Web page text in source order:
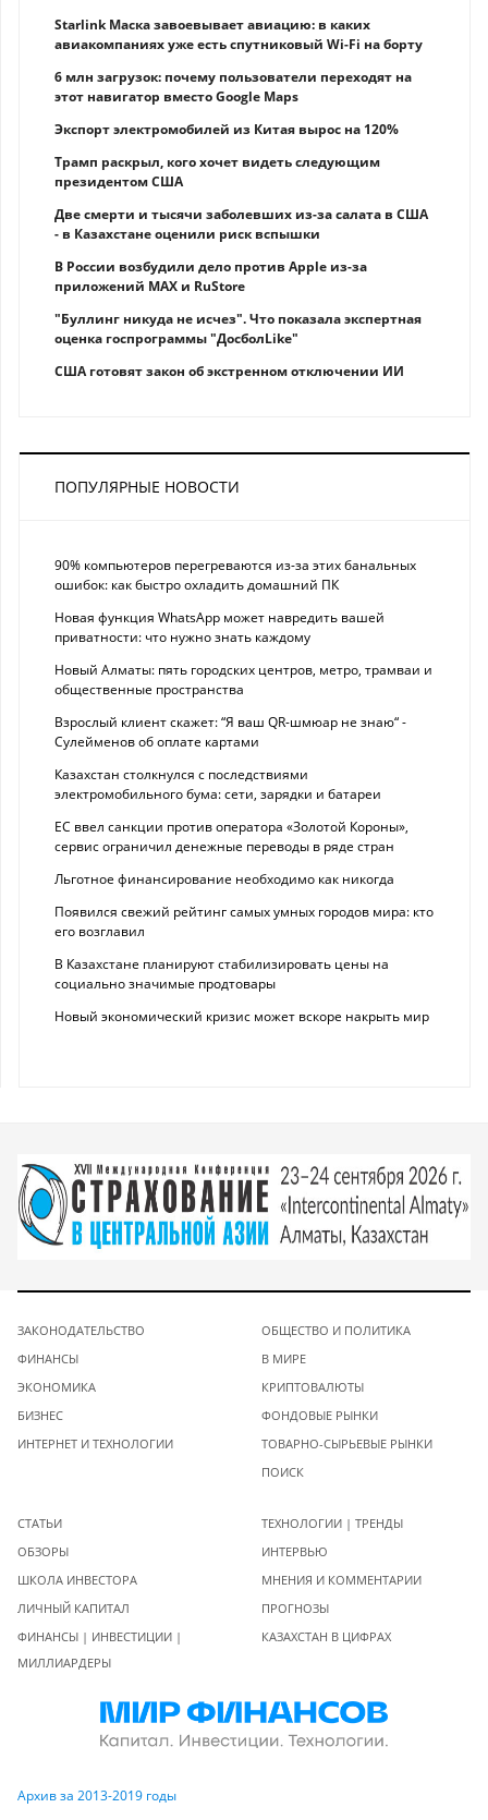
Starlink Маска завоевывает авиацию: в каких
авиакомпаниях уже есть спутниковый Wi-Fi на борту
6 млн загрузок: почему пользователи переходят на
этот навигатор вместо Google Maps
Экспорт электромобилей из Китая вырос на 120%
Трамп раскрыл, кого хочет видеть следующим
президентом США
Две смерти и тысячи заболевших из-за салата в США
- в Казахстане оценили риск вспышки
В России возбудили дело против Apple из-за
приложений MAX и RuStore
"Буллинг никуда не исчез". Что показала экспертная
оценка госпрограммы "ДосболLike"
США готовят закон об экстренном отключении ИИ
ПОПУЛЯРНЫЕ НОВОСТИ
90% компьютеров перегреваются из-за этих банальных
ошибок: как быстро охладить домашний ПК
Новая функция WhatsApp может навредить вашей
приватности: что нужно знать каждому
Новый Алматы: пять городских центров, метро, трамваи и
общественные пространства
Взрослый клиент скажет: “Я ваш QR-шмюар не знаю“ -
Сулейменов об оплате картами
Казахстан столкнулся с последствиями
электромобильного бума: сети, зарядки и батареи
ЕС ввел санкции против оператора «Золотой Короны»,
сервис ограничил денежные переводы в ряде стран
Льготное финансирование необходимо как никогда
Появился свежий рейтинг самых умных городов мира: кто
его возглавил
В Казахстане планируют стабилизировать цены на
социально значимые продтовары
Новый экономический кризис может вскоре накрыть мир
ЗАКОНОДАТЕЛЬСТВО
ФИНАНСЫ
ЭКОНОМИКА
БИЗНЕС
ИНТЕРНЕТ И ТЕХНОЛОГИИ
ОБЩЕСТВО И ПОЛИТИКА
В МИРЕ
КРИПТОВАЛЮТЫ
ФОНДОВЫЕ РЫНКИ
ТОВАРНО-СЫРЬЕВЫЕ РЫНКИ
ПОИСК
СТАТЬИ
ОБЗОРЫ
ШКОЛА ИНВЕСТОРА
ЛИЧНЫЙ КАПИТАЛ
ФИНАНСЫ | ИНВЕСТИЦИИ |
МИЛЛИАРДЕРЫ
ТЕХНОЛОГИИ | ТРЕНДЫ
ИНТЕРВЬЮ
МНЕНИЯ И КОММЕНТАРИИ
ПРОГНОЗЫ
КАЗАХСТАН В ЦИФРАХ
Архив за 2013-2019 годы